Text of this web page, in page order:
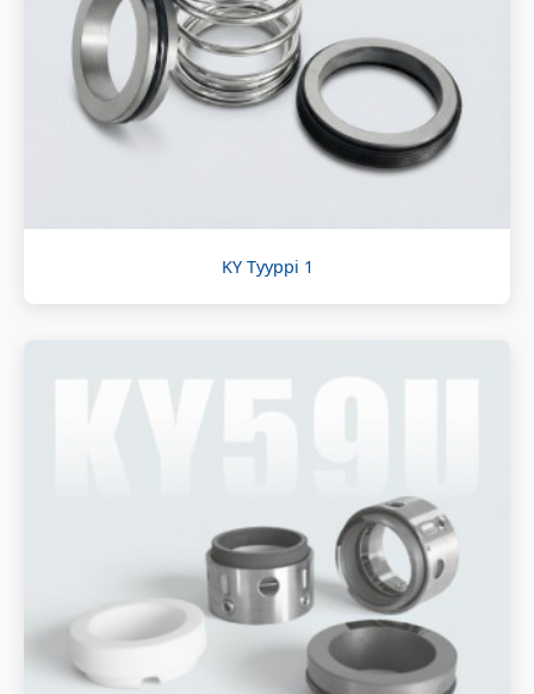
KY Tyyppi 1